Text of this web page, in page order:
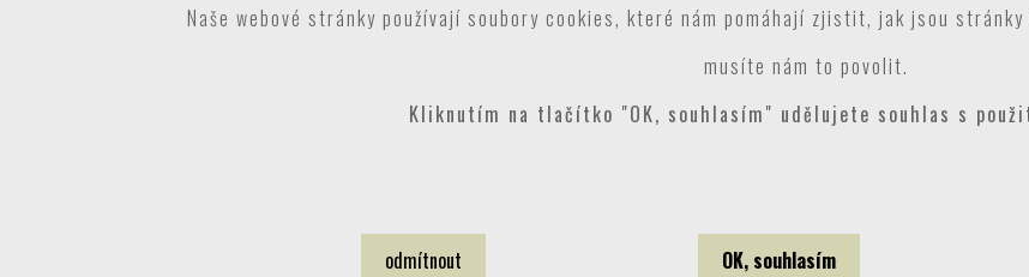
Naše webové stránky používají soubory cookies, které nám pomáhají zjistit, jak jsou stránky
musíte nám to povolit.
Kliknutím na tlačítko "OK, souhlasím" udělujete souhlas s
odmítnout OK, souhlasím